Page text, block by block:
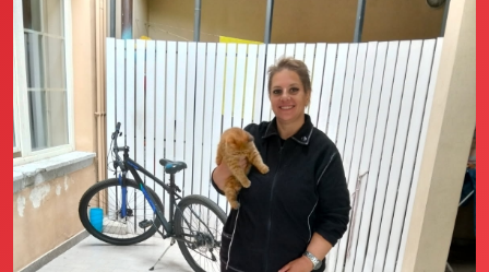
Scopri Club di Più
Le testimonianze Club di Più
La fondatrice Valeria Pilla
Annunci Donne
Agenzia matrimoniale Club di Più
Love Notebook